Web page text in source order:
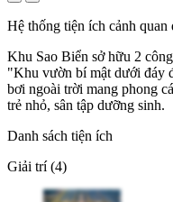
Hệ thống tiện ích cảnh
Khu Sao Biển sở hữu 2
"Khu vườn bí mật dưới đáy
bơi ngoài trời mang phong
trẻ nhỏ, sân tập dưỡng sinh.
Danh sách tiện ích
Giải trí (4)